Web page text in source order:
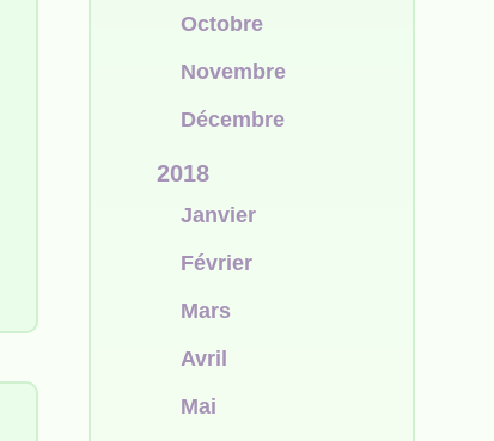
Octobre
Novembre
Décembre
2018
Janvier
Février
Mars
Avril
Mai